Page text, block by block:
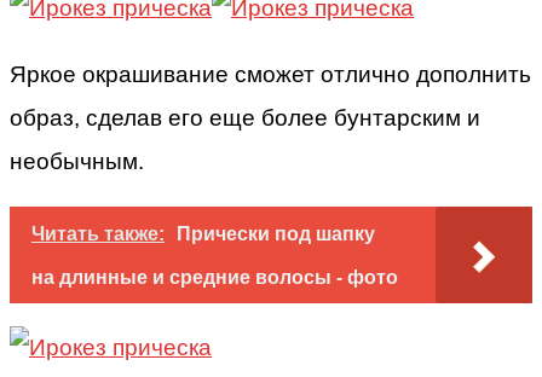
Яркое окрашивание сможет отлично дополнить
образ, сделав его еще более бунтарским и
необычным.
Читать также: Прически под шапку
на длинные и средние волосы - фото